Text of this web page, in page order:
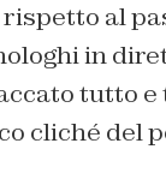
al
in
tutto
cliché del